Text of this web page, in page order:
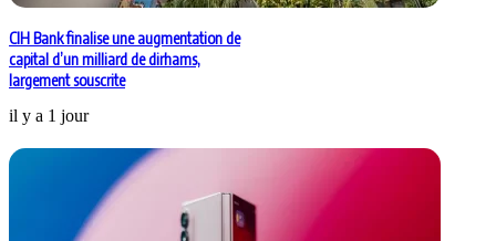
CIH Bank finalise une augmentation de
capital d’un milliard de dirhams,
largement souscrite
il y a 1 jour